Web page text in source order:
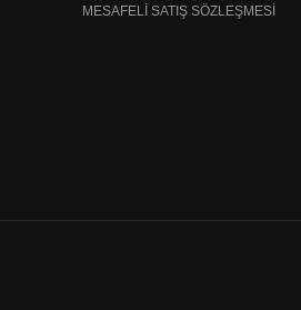
MESAFELİ SATIŞ SÖZLEŞMESİ